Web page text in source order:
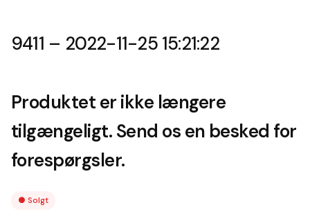
9411 – 2022-11-25 15:21:22
Produktet er ikke længere
tilgængeligt. Send os en besked for
forespørgsler.
● Solgt